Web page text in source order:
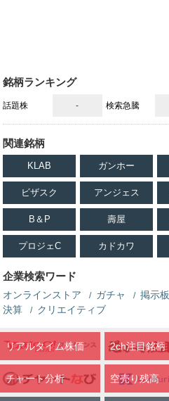
銘柄ランキング
話題株 - 検索急騰
関連銘柄
KLAB ガンホー
ビザスク アンジェス
B＆P 壽屋
プロジェC カドカワ
企業検索ワード
オンラインストア ガチャ 掲示板
決算
クリエイティブ
リアルタイム株価 2ch注目銘柄
チャート分析 空売り残高